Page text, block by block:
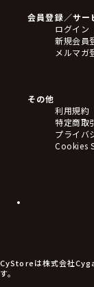
フィギ
アクリ
バッジ
キーホ
ステッ
タペス
アーム
ブレー
食品・
アパレ
アクセ
会員登録／サー
ログイン
新規会員
メルマガ
その他
利用規約
特定商取
プライバ
Cookies
CyStoreは株式会社
す。